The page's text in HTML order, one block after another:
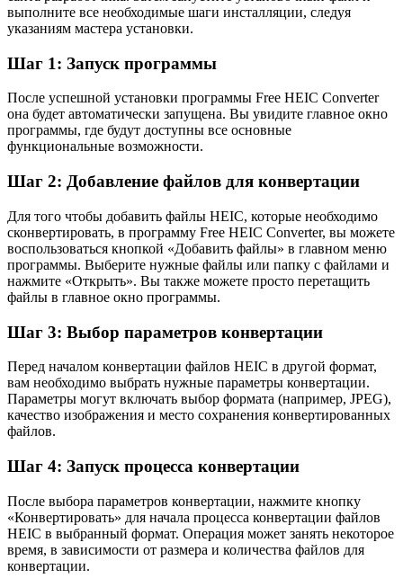
выполните все необходимые шаги инсталляции, следуя
указаниям мастера установки.
Шаг 1: Запуск программы
После успешной установки программы Free HEIC Converter
она будет автоматически запущена. Вы увидите главное окно
программы, где будут доступны все основные
функциональные возможности.
Шаг 2: Добавление файлов для конвертации
Для того чтобы добавить файлы HEIC, которые необходимо
сконвертировать, в программу Free HEIC Converter, вы можете
воспользоваться кнопкой «Добавить файлы» в главном меню
программы. Выберите нужные файлы или папку с файлами и
нажмите «Открыть». Вы также можете просто перетащить
файлы в главное окно программы.
Шаг 3: Выбор параметров конвертации
Перед началом конвертации файлов HEIC в другой формат,
вам необходимо выбрать нужные параметры конвертации.
Параметры могут включать выбор формата (например, JPEG),
качество изображения и место сохранения конвертированных
файлов.
Шаг 4: Запуск процесса конвертации
После выбора параметров конвертации, нажмите кнопку
«Конвертировать» для начала процесса конвертации файлов
HEIC в выбранный формат. Операция может занять некоторое
время, в зависимости от размера и количества файлов для
конвертации.